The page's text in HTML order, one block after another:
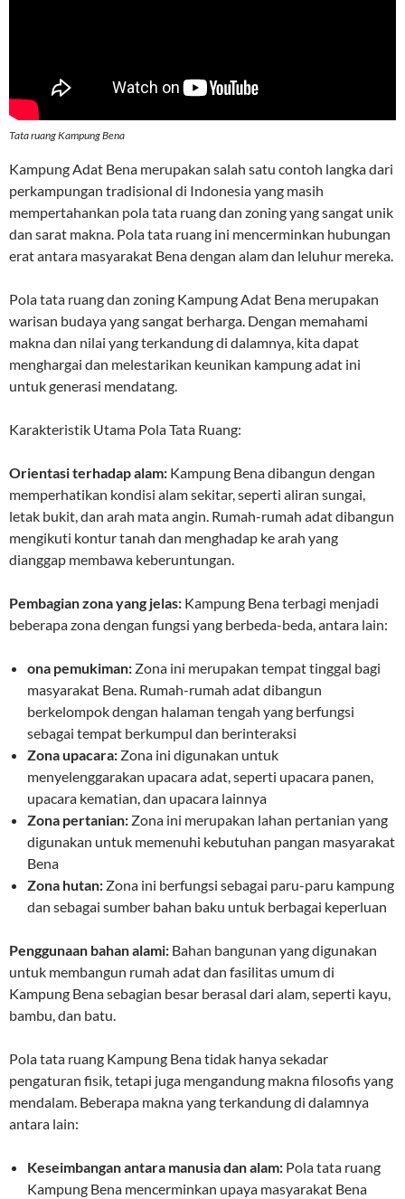
Tata ruang Kampung Bena
Kampung Adat Bena merupakan salah satu contoh langka dari
perkampungan tradisional di Indonesia yang masih
mempertahankan pola tata ruang dan zoning yang sangat unik
dan sarat makna. Pola tata ruang ini mencerminkan hubungan
erat antara masyarakat Bena dengan alam dan leluhur mereka.
Pola tata ruang dan zoning Kampung Adat Bena merupakan
warisan budaya yang sangat berharga. Dengan memahami
makna dan nilai yang terkandung di dalamnya, kita dapat
menghargai dan melestarikan keunikan kampung adat ini
untuk generasi mendatang.
Karakteristik Utama Pola Tata Ruang:
Orientasi terhadap alam: Kampung Bena dibangun dengan
memperhatikan kondisi alam sekitar, seperti aliran sungai,
letak bukit, dan arah mata angin. Rumah-rumah adat dibangun
mengikuti kontur tanah dan menghadap ke arah yang
dianggap membawa keberuntungan.
Pembagian zona yang jelas: Kampung Bena terbagi menjadi
beberapa zona dengan fungsi yang berbeda-beda, antara lain:
ona pemukiman: Zona ini merupakan tempat tinggal bagi
masyarakat Bena. Rumah-rumah adat dibangun
berkelompok dengan halaman tengah yang berfungsi
sebagai tempat berkumpul dan berinteraksi
Zona upacara: Zona ini digunakan untuk
menyelenggarakan upacara adat, seperti upacara panen,
upacara kematian, dan upacara lainnya
Zona pertanian: Zona ini merupakan lahan pertanian yang
digunakan untuk memenuhi kebutuhan pangan masyarakat
Bena
Zona hutan: Zona ini berfungsi sebagai paru-paru kampung
dan sebagai sumber bahan baku untuk berbagai keperluan
Penggunaan bahan alami: Bahan bangunan yang digunakan
untuk membangun rumah adat dan fasilitas umum di
Kampung Bena sebagian besar berasal dari alam, seperti kayu,
bambu, dan batu.
Pola tata ruang Kampung Bena tidak hanya sekadar
pengaturan fisik, tetapi juga mengandung makna filosofis yang
mendalam. Beberapa makna yang terkandung di dalamnya
antara lain:
Keseimbangan antara manusia dan alam: Pola tata ruang
Kampung Bena mencerminkan upaya masyarakat Bena